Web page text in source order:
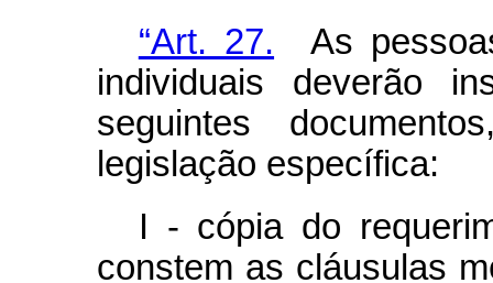
“Art. 27. As
individuais deverão
seguintes
legislação específica:
I - cópia do
constem as cláusulas